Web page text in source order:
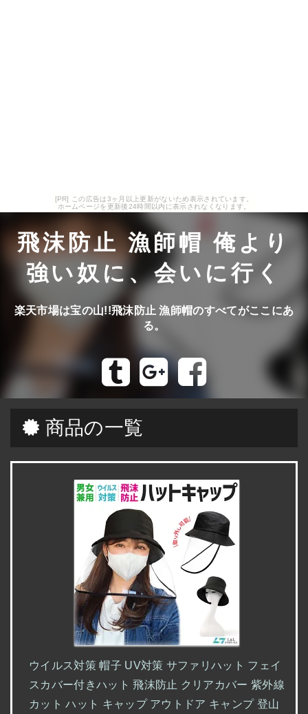
[PR] この広告は3ヶ月以上更新がないため表示されています。
ホームページを更新後24時間以内に表示されなくなります。
飛沫防止 漁師帽 俺より
強い奴に、会いに行く
楽天市場は宝の山!!飛沫防止 漁師帽のすべてがここにあ
る。
商品の一覧
ウイルス対策 帽子 UV対策 サファリハット フェイ
スカバー付きハット 飛沫防止 クリアカバー 紫外線
カット ハット キャップ アウトドア キャンプ 登山